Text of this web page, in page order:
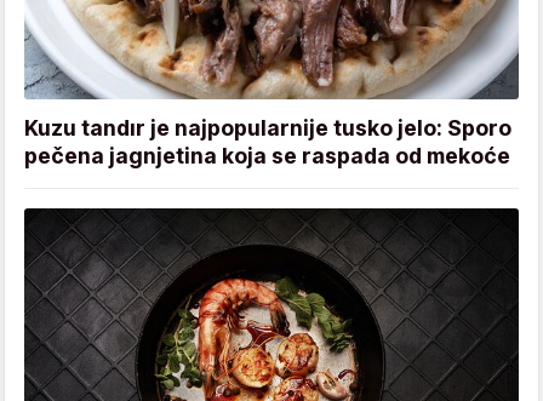
Kuzu tandır je najpopularnije tusko jelo: Sporo
pečena jagnjetina koja se raspada od mekoće